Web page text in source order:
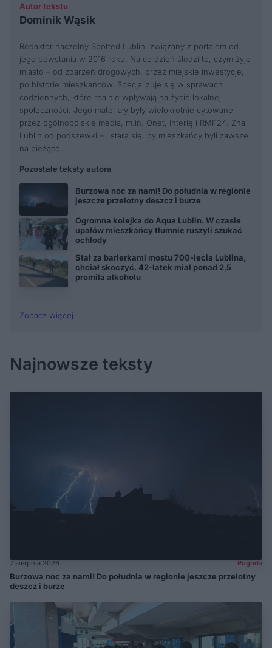
Autor tekstu
Dominik Wąsik
Redaktor naczelny Spotted Lublin, związany z portalem od
jego powstania w 2016 roku. Na co dzień śledzi to, czym żyje
miasto – od zdarzeń drogowych, przez miejskie inwestycje,
po historie mieszkańców. Specjalizuje się w sprawach
codziennych, które realnie wpływają na życie lokalnej
społeczności. Jego materiały były wielokrotnie cytowane
przez ogólnopolskie media, m.in. Onet, Interię i RMF24. Zna
Lublin od podszewki – i stara się, by mieszkańcy byli zawsze
na bieżąco.
Pozostałe teksty autora
Burzowa noc za nami! Do południa w regionie
jeszcze przelotny deszcz i burze
Ogromna kolejka do Aqua Lublin. W czasie
upałów mieszkańcy tłumnie ruszyli szukać
ochłody
Stał za barierkami mostu 700-lecia Lublina,
chciał skoczyć. 42-latek miał ponad 2,5
promila alkoholu
Zobacz więcej
Najnowsze teksty
7 sierpnia 2026 Pogoda
Burzowa noc za nami! Do południa w regionie jeszcze przelotny
deszcz i burze